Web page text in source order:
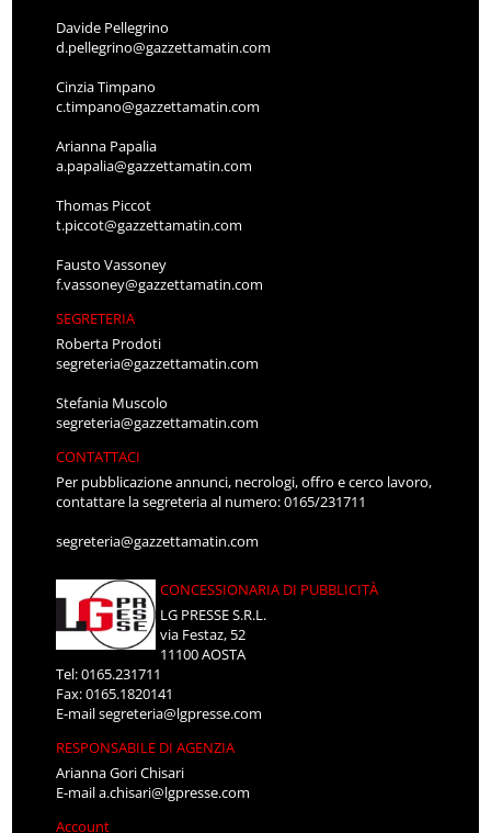
Davide Pellegrino
d.pellegrino@gazzettamatin.com
Cinzia Timpano
c.timpano@gazzettamatin.com
Arianna Papalia
a.papalia@gazzettamatin.com
Thomas Piccot
t.piccot@gazzettamatin.com
Fausto Vassoney
f.vassoney@gazzettamatin.com
SEGRETERIA
Roberta Prodoti
segreteria@gazzettamatin.com
Stefania Muscolo
segreteria@gazzettamatin.com
CONTATTACI
Per pubblicazione annunci, necrologi, offro e cerco lavoro,
contattare la segreteria al numero: 0165/231711
segreteria@gazzettamatin.com
CONCESSIONARIA DI PUBBLICITÀ
LG PRESSE S.R.L.
via Festaz, 52
11100 AOSTA
Tel: 0165.231711
Fax: 0165.1820141
E-mailsegreteria@lgpresse.com
RESPONSABILE DI AGENZIA
Arianna Gori Chisari
E-maila.chisari@lgpresse.com
Account